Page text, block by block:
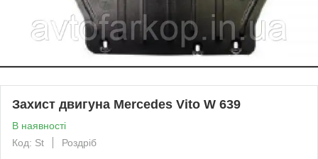
Захист двигуна Mercedes Vito W 639
В наявності
Код: St
Роздріб